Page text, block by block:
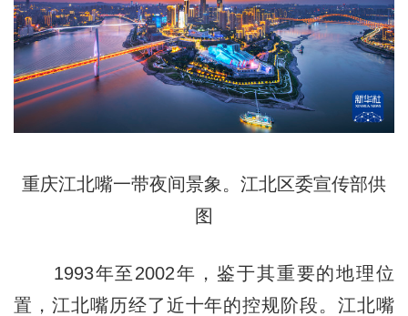
重庆江北嘴一带夜间景象。江北区委宣传部供
图
1993年至2002年，鉴于其重要的地理位
置，江北嘴历经了近十年的控规阶段。江北嘴